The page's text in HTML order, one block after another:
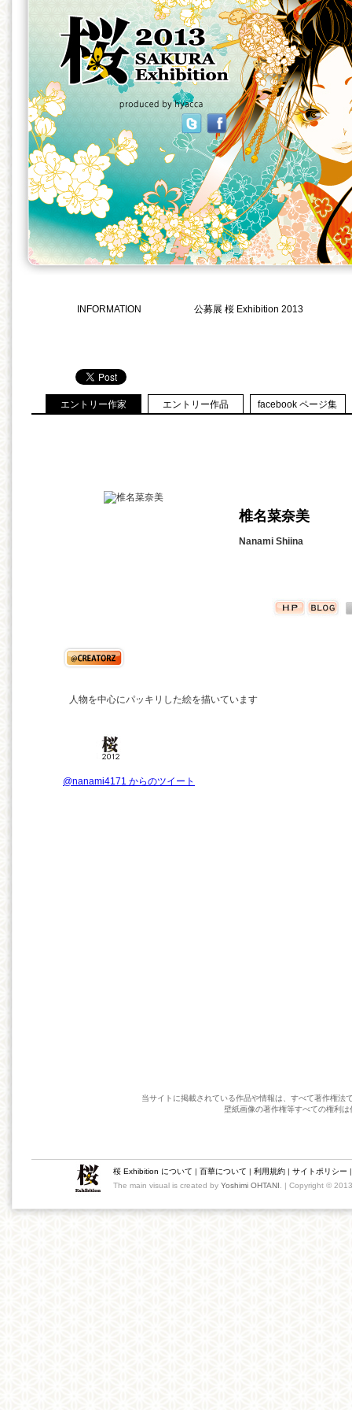
INFORMATION 公募展 桜 Exhibition 2013
エントリー作家 エントリー作品 facebook ページ集
椎名菜奈美
Nanami Shiina
人物を中心にパッキリした絵を描いています
@nanami4171 からのツイート
当サイトに掲載されている作品や情報は、すべて著作権
壁紙画像の著作権等すべての権利
桜 Exhibition について | 百華について | 利用規約 | サイトポリシー
The main visual is created by Yoshimi OHTANI . | Copyright ©